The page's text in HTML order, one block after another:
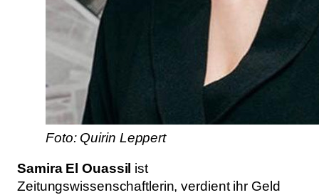
Foto: Quirin Leppert
Samira El Ouassil ist
Zeitungswissenschaftlerin, verdient ihr Geld